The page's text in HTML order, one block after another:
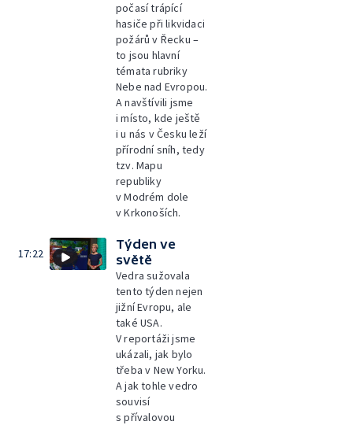
počasí trápící
hasiče při likvidaci
požárů v Řecku –
to jsou hlavní
témata rubriky
Nebe nad Evropou.
A navštívili jsme
i místo, kde ještě
i u nás v Česku leží
přírodní sníh, tedy
tzv. Mapu
republiky
v Modrém dole
v Krkonoších.
17:22
Týden ve
světě
Vedra sužovala
tento týden nejen
jižní Evropu, ale
také USA.
V reportáži jsme
ukázali, jak bylo
třeba v New Yorku.
A jak tohle vedro
souvisí
s přívalovou